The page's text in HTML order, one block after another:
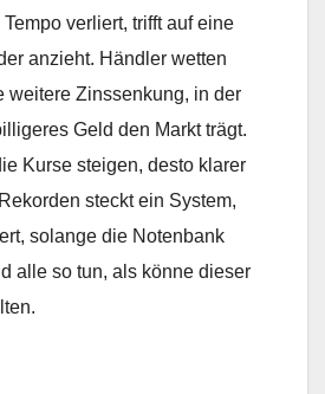
verliert, trifft auf eine
anzieht. Händler wetten
weitere Zinssenkung, in der
Geld den Markt trägt.
Kurse steigen, desto klarer
steckt ein System,
solange die Notenbank
alle so tun, als könne dieser